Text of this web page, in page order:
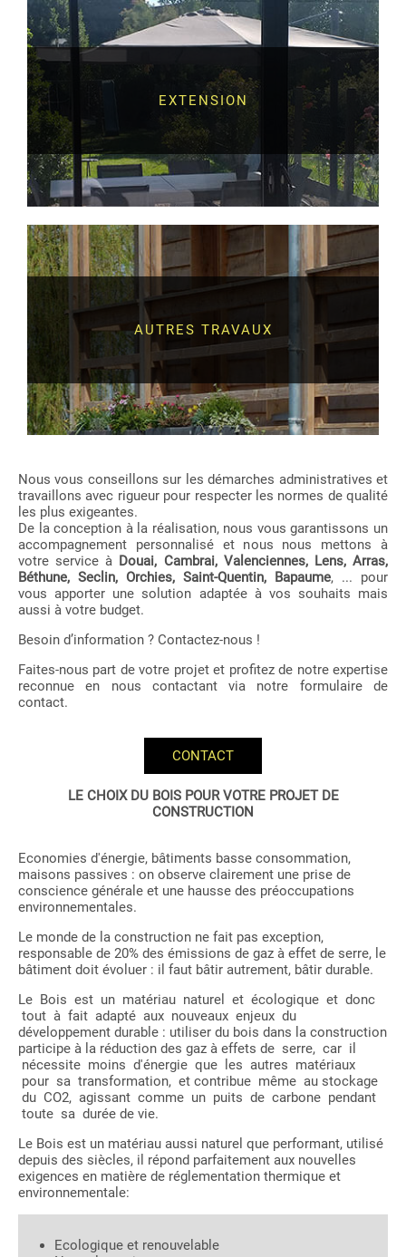
EXTENSION
AUTRES TRAVAUX
Nous vous conseillons sur les démarches administratives et
travaillons avec rigueur pour respecter les normes de qualité
les plus exigeantes.
De la conception à la réalisation, nous vous garantissons un
accompagnement personnalisé et nous nous mettons à
votre service à Douai, Cambrai, Valenciennes, Lens, Arras,
Béthune, Seclin, Orchies, Saint-Quentin, Bapaume, ... pour
vous apporter une solution adaptée à vos souhaits mais
aussi à votre budget.
Besoin d’information ? Contactez-nous !
Faites-nous part de votre projet et profitez de notre expertise
reconnue en nous contactant via notre formulaire de
contact.
CONTACT
LE CHOIX DU BOIS POUR VOTRE PROJET DE
CONSTRUCTION
Economies d'énergie, bâtiments basse consommation,
maisons passives : on observe clairement une prise de
conscience générale et une hausse des préoccupations
environnementales.
Le monde de la construction ne fait pas exception,
responsable de 20% des émissions de gaz à effet de serre, le
bâtiment doit évoluer : il faut bâtir autrement, bâtir durable.
Le Bois est un matériau naturel et écologique et donc
tout à fait adapté aux nouveaux enjeux du
développement durable : utiliser du bois dans la construction
participe à la réduction des gaz à effets de serre, car il
nécessite moins d'énergie que les autres matériaux
pour sa transformation, et contribue même au stockage
du CO2, agissant comme un puits de carbone pendant
toute sa durée de vie.
Le Bois est un matériau aussi naturel que performant, utilisé
depuis des siècles, il répond parfaitement aux nouvelles
exigences en matière de réglementation thermique et
environnementale:
Ecologique et renouvelable